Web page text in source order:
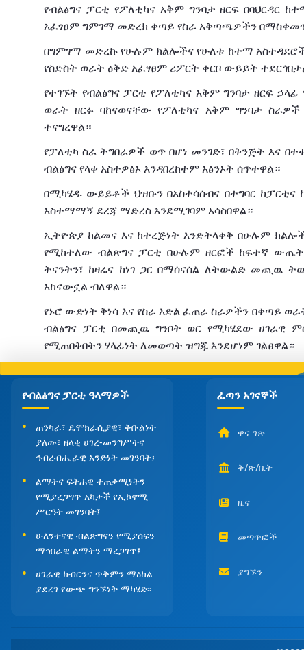
የብልፅግና ፓርቲ የፖለቲካና አቅም ግንባታ ዘርፍ በባህርዳር
አፈፃፀም ግምገማ መድረክ ቀጣይ የስራ አቅጣጫዎችን
በግምገማ መድረኩ የሁሉም ክልሎችና የሁለቱ ከተማ
የስድስት ወራት ዕቅድ አፈፃፀም ሪፖርት ቀርቦ ውይይት
የተገኙት የብልፅግና ፓርቲ የፖለቲካና አቅም ግንባታ ዘርፍ ኃላፊ
ወራት ዘርፉባከናወናቸው የፖለቲካና አቅም ግንባታ ስራዎች
ተናግረዋል።
የፓለቲካ ስራ ትግበራዎች ወጥ በሆነ መንገድ፣ በቅንጅት እና
ብልፅግና የላቀ አስተዎፅኦ እንዳበረከተም አፅንኦት ሰጥተዋል።
በሚካሄዱ ውይይቶች ህዝቡን በአስተሳሰብና በተግባር ከፓርቲና
አስተማማኝ ደረጃ ማድረስ እንደሚገባም አሳስበዋል።
ኢትዮጵያ ከልመና እና ከተረጅነት እንድትላቀቅ በሁሉም
የሚከተለው ብልጽግና ፓርቲ በሁሉም ዘርፎች ከፍተኛ ውጤት
ትናንትን፣ ከዛሬና ከነገ ጋር በማሰናሰል ለትውልድ መጪዉ
አከናውኗል ብለዋል።
የኑሮ ውድነት ቅነሳ እና የስራ እድል ፈጠራ ስራዎችን በቀጣይ
ብልፅግና ፓርቲ በመጪዉ ግንቦት ወር የሚካሄደው ሀገራዊ
የሚጠበቅበትን ሃላፊነት ለመወጣት ዝግጁ እንደሆነም ገልፀዋል።
የብልፅግና ፓርቲ ዓላማዎች
ጠንካራ፣ ዴሞክራሲያዊ፣ ቅቡልነት
ያለው፣ ዘላቂ ሀገረ-መንግሥትና
ኅብረብሔራዊ አንድነት መገንባት፤
ልማትና ፍትሐዊ ተጠቃሚነትን
የሚያረጋግጥ አካታች የኢኮኖሚ
ሥርዓት መገንባት፤
ሁለንተናዊ ብልጽግናን የሚያሰፍን
ማኅበራዊ ልማትን ማረጋገጥ፤
ሀገራዊ ክብርንና ጥቅምን ማዕከል
ያደረገ የውጭ ግንኙነት ማካሄድ፡፡
ፈጣን አገናኞች
ዋና ገጽ
ቅ/ጽ/ቤት
ዜና
መጣጥፎች
ያግኙን